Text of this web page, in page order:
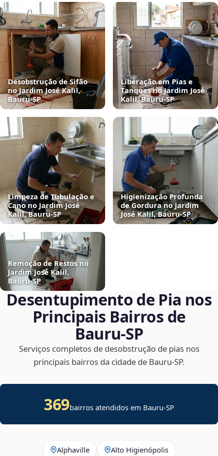
Desobstrução de Sifão
no Jardim José Kalil,
Bauru‑SP
Liberação em Pias e
Tanques no Jardim José
Kalil, Bauru‑SP
Limpeza de Tubulação e
Cano no Jardim José
Kalil, Bauru‑SP
Higienização Profunda
de Gordura no Jardim
José Kalil, Bauru‑SP
Remoção de Restos no
Jardim José Kalil,
Bauru‑SP
Desentupimento de Pia nos
Principais Bairros de
Bauru‑SP
Serviços completos de desobstrução de pias nos
principais bairros da cidade de Bauru‑SP.
369bairros atendidos em Bauru-SP
Alphaville Alto Higienópolis